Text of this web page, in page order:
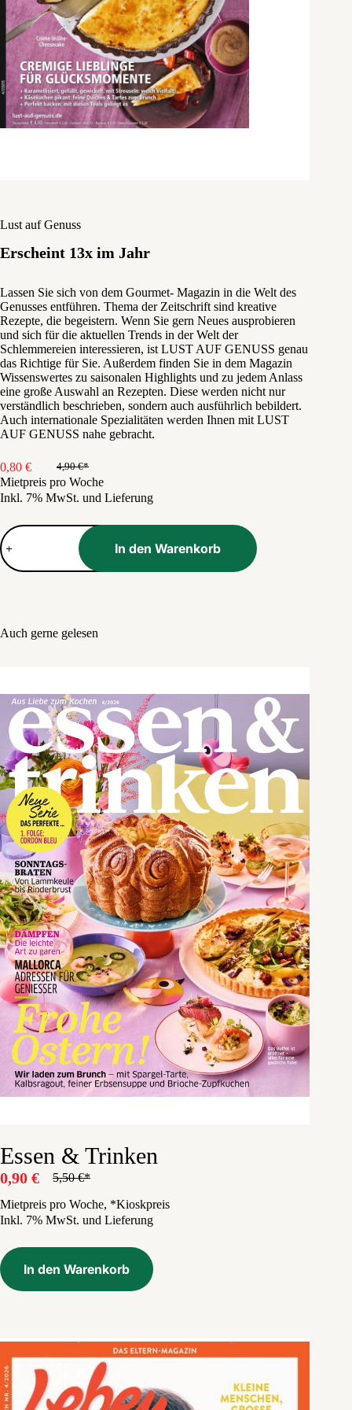
Lust auf Genuss
Erscheint 13x im Jahr
Lassen Sie sich von dem Gourmet- Magazin in die Welt des
Genusses entführen. Thema der Zeitschrift sind kreative
Rezepte, die begeistern. Wenn Sie gern Neues ausprobieren
und sich für die aktuellen Trends in der Welt der
Schlemmereien interessieren, ist LUST AUF GENUSS genau
das Richtige für Sie. Außerdem finden Sie in dem Magazin
Wissenswertes zu saisonalen Highlights und zu jedem Anlass
eine große Auswahl an Rezepten. Diese werden nicht nur
verständlich beschrieben, sondern auch ausführlich bebildert.
Auch internationale Spezialitäten werden Ihnen mit LUST
AUF GENUSS nahe gebracht.
4,90€
Ursprünglicher
Preis
war:
0,80 €
Aktueller
Preis
ist:
Mietpreis pro Woche
Inkl. 7% MwSt. und Lieferung
Lust
auf
Genuss
Menge
In den Warenkorb
Auch gerne gelesen
Essen & Trinken
5,50€
Ursprünglicher
Preis
war:
0,90 €
Aktueller
Preis
ist:
Mietpreis pro Woche, *Kioskpreis
Inkl. 7% MwSt. und Lieferung
In den Warenkorb